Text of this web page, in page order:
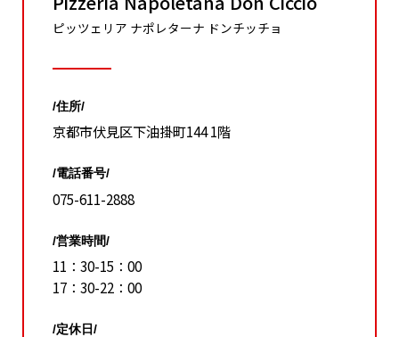
ピッツェリア ナポレターナ ドンチッチョ
/住所/
京都市伏見区下油掛町144 1階
/電話番号/
075-611-2888
/営業時間/
11：30-15：00
17：30-22：00
/定休日/